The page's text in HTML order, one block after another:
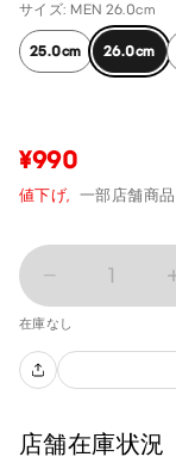
サイズ: MEN 26.0cm
25.0cm 26.0cm
¥990
値下げ, 一部店舗商品
1
在庫なし
店舗在庫状況